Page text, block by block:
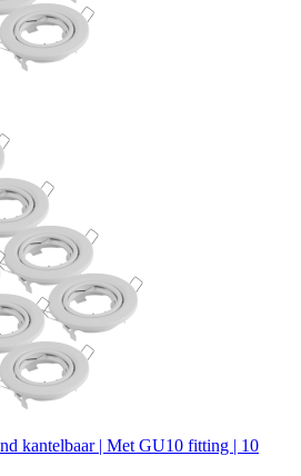
kantelbaar | Met GU10 fitting | 10